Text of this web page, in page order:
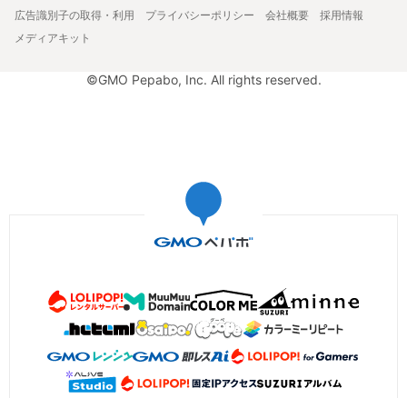
広告識別子の取得・利用
プライバシーポリシー 会社概要
採用情報
メディアキット
©GMO Pepabo, Inc. All rights reserved.